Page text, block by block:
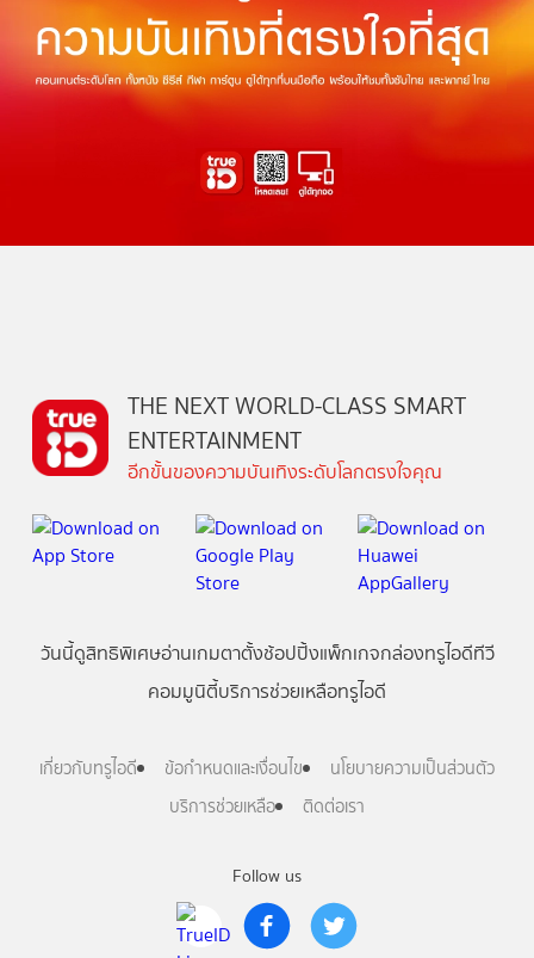
Follow us
THE NEXT WORLD-CLASS SMART
ENTERTAINMENT
อีกขั้นของความบันเทิงระดับโลกตรงใจคุณ
วันนี้ดูสิทธิพิเศษอ่านเกมตาตั้งช้อปปิ้งแพ็กเกจกล่องทรูไอดีทีวี
คอมมูนิตี้บริการช่วยเหลือทรูไอดี
เกี่ยวกับทรูไอดี ข้อกำหนดและเงื่อนไข
นโยบายความเป็นส่วนตัว
บริการช่วยเหลือ
ติดต่อเรา